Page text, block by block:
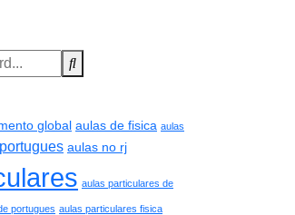
global aulas de fisica aulas
aulas no rj
aulas particulares de
portugues aulas particulares fisica